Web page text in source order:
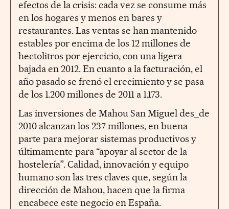
efectos de la crisis: cada vez se consume más
en los hogares y menos en bares y
restaurantes. Las ventas se han mantenido
estables por encima de los 12 millones de
hectolitros por ejercicio, con una ligera
bajada en 2012. En cuanto a la facturación, el
año pasado se frenó el crecimiento y se pasa
de los 1.200 millones de 2011 a 1.173.
Las inversiones de Mahou San Miguel des_de
2010 alcanzan los 237 millones, en buena
parte para mejorar sistemas productivos y
últimamente para “apoyar al sector de la
hostelería”. Calidad, innovación y equipo
humano son las tres claves que, según la
dirección de Mahou, hacen que la firma
encabece este negocio en España.